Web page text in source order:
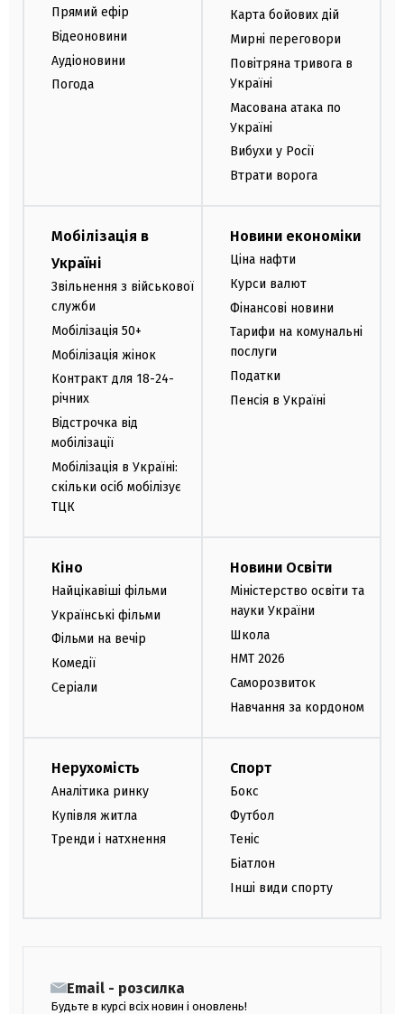
Прямий ефір
Відеоновини
Аудіоновини
Погода
Карта бойових дій
Мирні переговори
Повітряна тривога в
Україні
Масована атака по
Україні
Вибухи у Росії
Втрати ворога
Мобілізація в
Україні
Звільнення з військової
служби
Мобілізація 50+
Мобілізація жінок
Контракт для 18-24-
річних
Відстрочка від
мобілізації
Мобілізація в Україні:
скільки осіб мобілізує
ТЦК
Новини економіки
Ціна нафти
Курси валют
Фінансові новини
Тарифи на комунальні
послуги
Податки
Пенсія в Україні
Кіно
Найцікавіші фільми
Українські фільми
Фільми на вечір
Комедії
Серіали
Новини Освіти
Міністерство освіти та
науки України
Школа
НМТ 2026
Саморозвиток
Навчання за кордоном
Нерухомість
Аналітика ринку
Купівля житла
Тренди і натхнення
Спорт
Бокс
Футбол
Теніс
Біатлон
Інші види спорту
Email - розсилка
Будьте в курсі всіх новин і оновлень!